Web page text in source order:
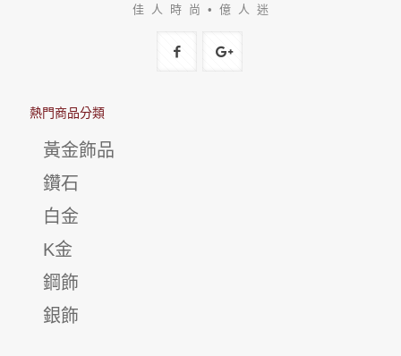
佳 人 時 尚 • 億 人 迷
熱門商品分類
黃金飾品
鑽石
白金
K金
鋼飾
銀飾